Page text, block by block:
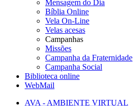
Mensagem do Dia
Bíblia Online
Vela On-Line
Velas acesas
Campanhas
Missões
Campanha da Fraternidade
Campanha Social
Biblioteca online
WebMail
AVA - AMBIENTE VIRTUAL